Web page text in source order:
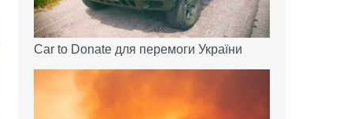
Car to Donate для перемоги України